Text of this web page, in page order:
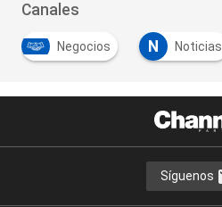
Canales
Negocios N Noticias
Síguenos